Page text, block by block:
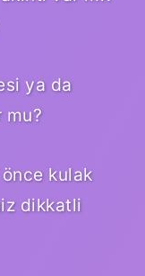
ya da
mu?
önce kulak
dikkatli